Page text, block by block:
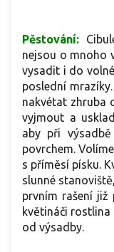
Pěstování:
nejsou o mnoho
vysadit i do
poslední
nakvétat zhruba
vyjmout a
aby při
povrchem.
s příměsí písku.
slunné
prvním rašení již
květináči rostlina
od výsadby.